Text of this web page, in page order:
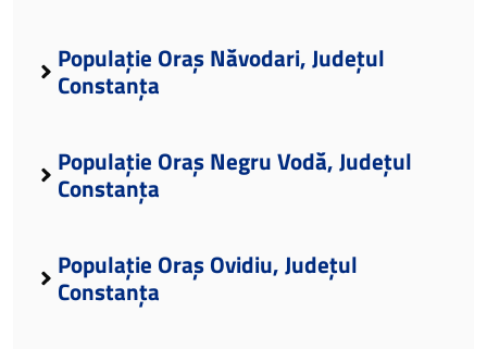
Populație Oraș Năvodari, Județul
Constanța
Populație Oraș Negru Vodă, Județul
Constanța
Populație Oraș Ovidiu, Județul
Constanța